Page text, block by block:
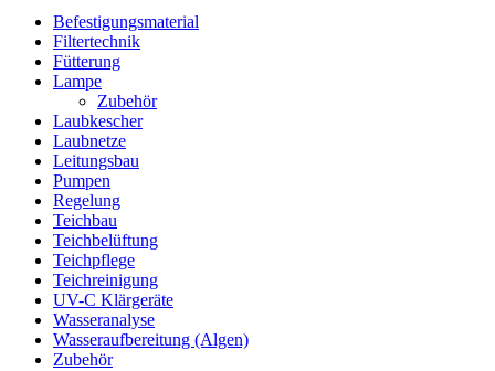
Befestigungsmaterial
Filtertechnik
Fütterung
Lampe
Zubehör
Laubkescher
Laubnetze
Leitungsbau
Pumpen
Regelung
Teichbau
Teichbelüftung
Teichpflege
Teichreinigung
UV-C Klärgeräte
Wasseranalyse
Wasseraufbereitung (Algen)
Zubehör